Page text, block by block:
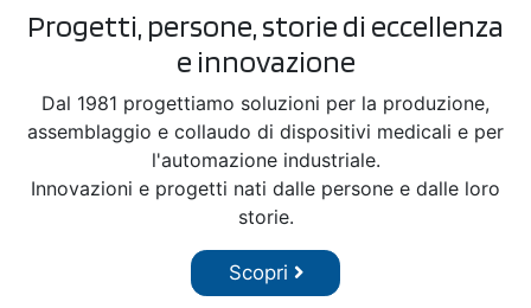
Progetti, persone, storie di eccellenza
e innovazione
Dal 1981 progettiamo soluzioni per la produzione,
assemblaggio e collaudo di dispositivi medicali e per
l'automazione industriale.
Innovazioni e progetti nati dalle persone e dalle loro
storie.
Scopri